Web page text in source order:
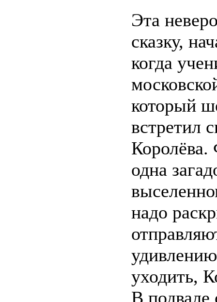
Эта
сказку,
когда
который
встретил
Королёва.
одна
надо
уходить,
В подвале